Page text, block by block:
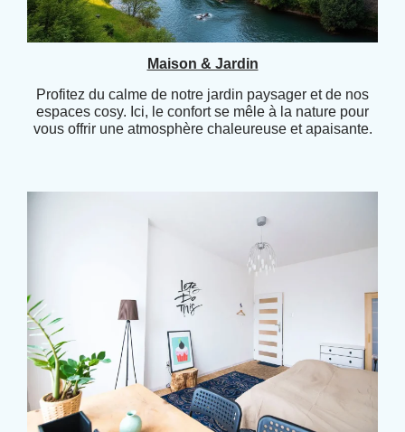
Maison & Jardin
Profitez du calme de notre jardin paysager et de nos
espaces cosy. Ici, le confort se mêle à la nature pour
vous offrir une atmosphère chaleureuse et apaisante.